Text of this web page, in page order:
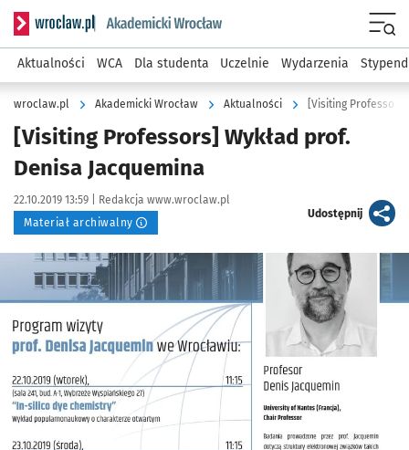
Serwis informacyjny wroclaw.pl podserwis: Akademicki
Aktualności WCA Dla studenta Uczelnie Wydarzenia
wroclaw.pl Akademicki Wrocław Aktualności [Visiting
[Visiting Professors] Wykład prof.
Denisa Jacquemina
Data publikacji:
22.10.2019 13:59 | Autor:
Redakcja www.wroclaw.pl
Materiał archiwalny
Udostępnijartykuł
Kliknij, aby powiększyć